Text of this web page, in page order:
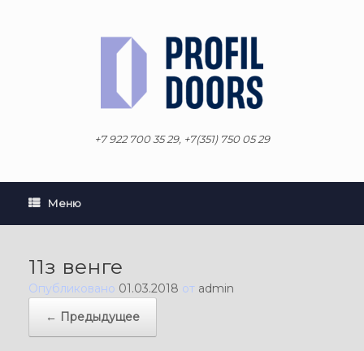
+7 922 700 35 29, +7(351) 750 05 29
Меню
11з венге
Опубликовано 01.03.2018 от admin
← Предыдущее